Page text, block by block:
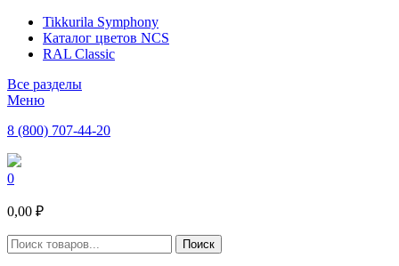
Tikkurila Symphony
Каталог цветов NCS
RAL Classic
Все разделы
Меню
8 (800) 707-44-20
0
0,00 ₽